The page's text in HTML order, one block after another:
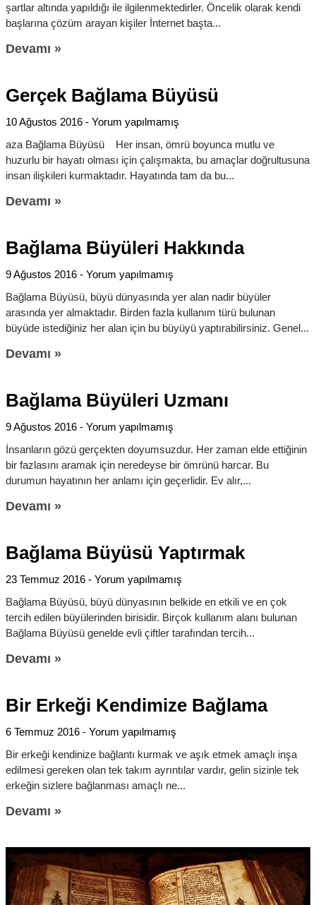
şartlar altında yapıldığı ile ilgilenmektedirler. Öncelik olarak kendi
başlarına çözüm arayan kişiler İnternet başta
Devamı »
Gerçek Bağlama Büyüsü
10 Ağustos 2016
Yorum yapılmamış
aza Bağlama Büyüsü Her insan, ömrü boyunca mutlu ve
huzurlu bir hayatı olması için çalışmakta, bu amaçlar doğrultusuna
insan ilişkileri kurmaktadır. Hayatında tam da bu
Devamı »
Bağlama Büyüleri Hakkında
9 Ağustos 2016
Yorum yapılmamış
Bağlama Büyüsü, büyü dünyasında yer alan nadir büyüler
arasında yer almaktadır. Birden fazla kullanım türü bulunan
büyüde istediğiniz her alan için bu büyüyü yaptırabilirsiniz. Genel
Devamı »
Bağlama Büyüleri Uzmanı
9 Ağustos 2016
Yorum yapılmamış
İnsanların gözü gerçekten doyumsuzdur. Her zaman elde ettiğinin
bir fazlasını aramak için neredeyse bir ömrünü harcar. Bu
durumun hayatının her anlamı için geçerlidir. Ev alır,
Devamı »
Bağlama Büyüsü Yaptırmak
23 Temmuz 2016
Yorum yapılmamış
Bağlama Büyüsü, büyü dünyasının belkide en etkili ve en çok
tercih edilen büyülerinden birisidir. Birçok kullanım alanı bulunan
Bağlama Büyüsü genelde evli çiftler tarafından tercih
Devamı »
Bir Erkeği Kendimize Bağlama
6 Temmuz 2016
Yorum yapılmamış
Bir erkeği kendinize bağlantı kurmak ve aşık etmek amaçlı inşa
edilmesi gereken olan tek takım ayrıntılar vardır, gelin sizinle tek
erkeğin sizlere bağlanması amaçlı ne
Devamı »